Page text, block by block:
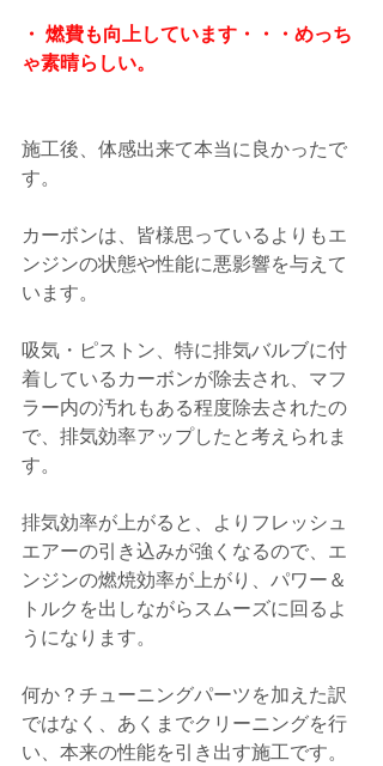
・ 燃費も向上しています・・・めっち
ゃ素晴らしい。
施工後、体感出来て本当に良かったで
す。
カーボンは、皆様思っているよりもエ
ンジンの状態や性能に悪影響を与えて
います。
吸気・ピストン、特に排気バルブに付
着しているカーボンが除去され、マフ
ラー内の汚れもある程度除去されたの
で、排気効率アップしたと考えられま
す。
排気効率が上がると、よりフレッシュ
エアーの引き込みが強くなるので、エ
ンジンの燃焼効率が上がり、パワー＆
トルクを出しながらスムーズに回るよ
うになります。
何か？チューニングパーツを加えた訳
ではなく、あくまでクリーニングを行
い、本来の性能を引き出す施工です。